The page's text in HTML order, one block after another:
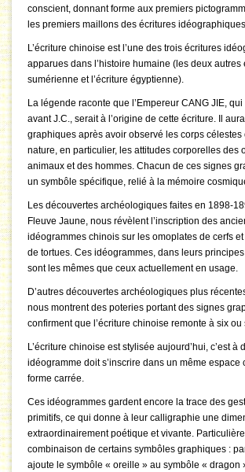
conscient, donnant forme aux premiers
les premiers maillons des écritures
L’écriture chinoise est l’une des trois écritures
apparues dans l’histoire humaine (les deux autres
sumérienne et l’écriture égyptienne).
La légende raconte que l’Empereur CANG JIE,
avant J.C., serait à l’origine de cette écriture. Il
graphiques après avoir observé les corps célestes
nature, en particulier, les attitudes corporelles des
animaux et des hommes. Chacun de ces signes
un symbôle spécifique, relié à la mémoire
Les découvertes archéologiques faites en 1898-
Fleuve Jaune, nous révèlent l’inscription des
idéogrammes chinois sur les omoplates de cerfs
de tortues. Ces idéogrammes, dans leurs
sont les mêmes que ceux actuellement en usage.
D’autres découvertes archéologiques plus
nous montrent des poteries portant des signes
confirment que l’écriture chinoise remonte à six
L’écriture chinoise est stylisée aujourd’hui, c’est à
idéogramme doit s’inscrire dans un même espace
forme carrée.
Ces idéogrammes gardent encore la trace des
primitifs, ce qui donne à leur calligraphie une
extraordinairement poétique et vivante.
combinaison de certains symbôles graphiques :
ajoute le symbôle « oreille » au symbôle « dragon